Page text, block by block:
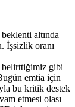
altında
İşsizlik oranı
belirttiğimiz gibi
emtia için
bu kritik destek
etmesi olası